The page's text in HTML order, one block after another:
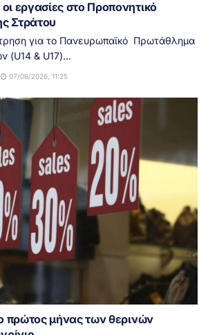
εργασίες στο Προπονητικό
Στράτου
για το Πανευρωπαϊκό Πρωτάθλημα
(U14 & U17)...
07/08/2026, 11:25
πρώτος μήνας των θερινών